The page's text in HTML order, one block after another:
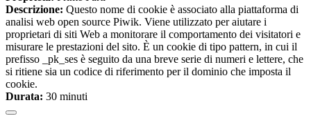
Descrizione: Questo nome di cookie è associato alla piattaforma di
analisi web open source Piwik. Viene utilizzato per aiutare i
proprietari di siti Web a monitorare il comportamento dei visitatori e
misurare le prestazioni del sito. È un cookie di tipo pattern, in cui il
prefisso _pk_ses è seguito da una breve serie di numeri e lettere, che
si ritiene sia un codice di riferimento per il dominio che imposta il
cookie.
Durata: 30 minuti